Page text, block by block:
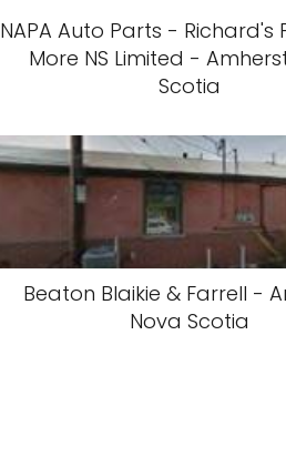
NAPA Auto Parts - Richard's
More NS Limited -
Scotia
Beaton Blaikie & Farrell -
Nova Scotia